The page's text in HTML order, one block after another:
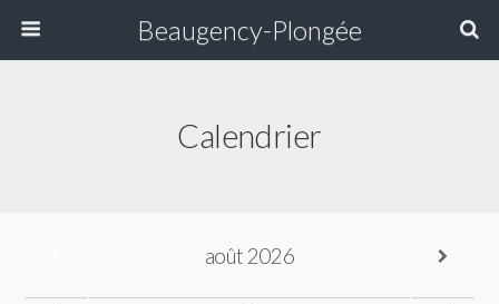
Beaugency-Plongée
Calendrier
août 2026